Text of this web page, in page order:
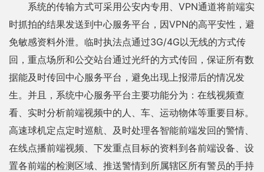
系统的传输方式可采用公安内专用、VPN通道将前端实
时抓拍的结果发送到中心服务平台，因VPN的高平安性，避
免敏感资料外泄。临时执法点通过3G/4G以无线的方式传
回，重点场所和公交站台通过光纤的方式传回，保证所有数
据能及时传回中心服务平台，避免出现上报滞后的情况发
生。并且，系统中心服务平台主要功能分为：在线视频查
看、实时分析前端视频中的人、车、运动物体等重要目标。
高速球机定点定时巡航、及时处理各智能前端发回的警情、
在线点播前端视频、下发重点目标的资料到各前端设备、设
置各前端的检测区域、推送警情到所属辖区所有警员的手持